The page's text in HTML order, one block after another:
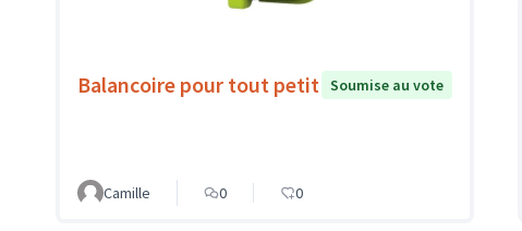
Balancoire pour tout petit Soumise au vote
Camille 0 0